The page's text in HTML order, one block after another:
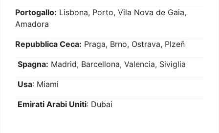
Portogallo: Lisbona, Porto, Vila Nova de Gaia,
Amadora
Repubblica Ceca: Praga, Brno, Ostrava, Plzeň
Spagna: Madrid, Barcellona, Valencia, Siviglia
Usa: Miami
Emirati Arabi Uniti: Dubai